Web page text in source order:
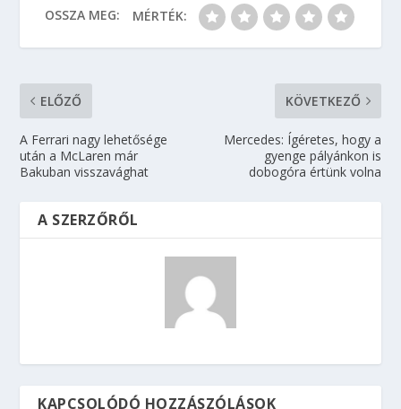
OSSZA MEG: MÉRTÉK:
ELŐZŐ
A Ferrari nagy lehetősége
után a McLaren már
Bakuban visszavághat
KÖVETKEZŐ
Mercedes: Ígéretes, hogy a
gyenge pályánkon is
dobogóra értünk volna
A SZERZŐRŐL
KAPCSOLÓDÓ HOZZÁSZÓLÁSOK